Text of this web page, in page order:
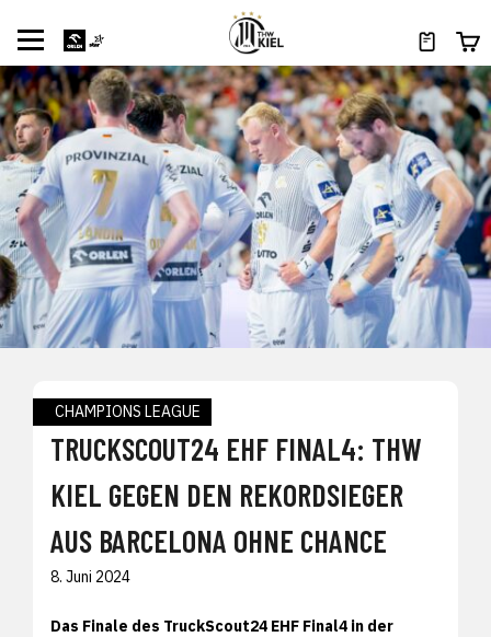
CHAMPIONS LEAGUE
TRUCKSCOUT24 EHF FINAL4: THW
KIEL GEGEN DEN REKORDSIEGER
AUS BARCELONA OHNE CHANCE
8. Juni 2024
Das Finale des TruckScout24 EHF Final4 in der